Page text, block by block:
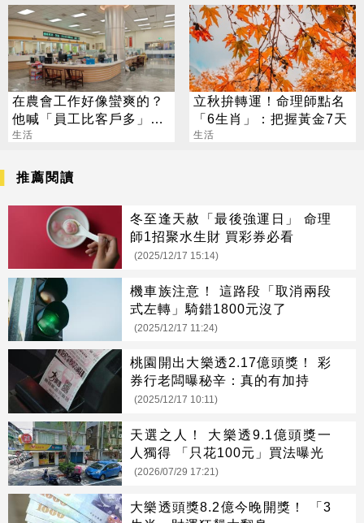
在農會工作好像蠻爽的？
他喊「員工比客戶多」內
行人曝真相
生活
立秋拚轉運！命理師點名
「6生肖」：把握黃金7天
生活
推薦閱讀
冬至逢天赦「最後強運日」 命理
師1招聚水生財 買彩券必看
(2025/12/17 15:14)
機車族注意！ 這路段「取消兩段
式左轉」騎錯1800元沒了
(2025/12/17 11:24)
桃園開出大樂透2.17億頭獎！ 彩
券行老闆曝秘辛：真的有加持
(2025/12/17 10:11)
天選之人！ 大樂透9.1億頭獎一
人獨得 「只花100元」買法曝光
(2026/07/29 17:21)
大樂透頭獎8.2億今晚開獎！ 「3